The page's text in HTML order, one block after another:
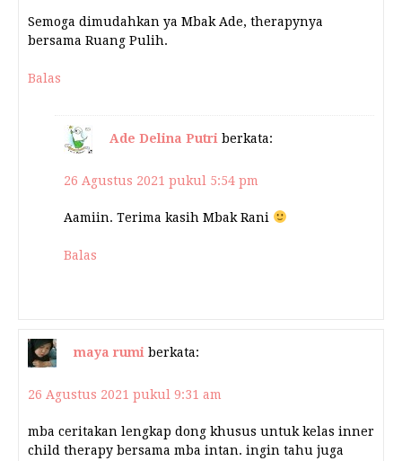
Semoga dimudahkan ya Mbak Ade, therapynya
bersama Ruang Pulih.
Balas
Ade Delina Putri berkata:
26 Agustus 2021 pukul 5:54 pm
Aamiin. Terima kasih Mbak Rani
Balas
maya rumi berkata:
26 Agustus 2021 pukul 9:31 am
mba ceritakan lengkap dong khusus untuk kelas inner
child therapy bersama mba intan. ingin tahu juga